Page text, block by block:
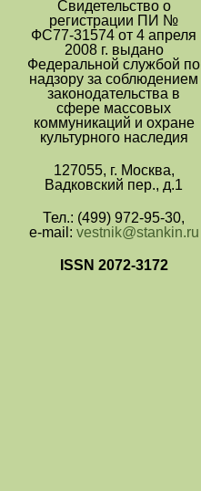
Свидетельство о
регистрации ПИ №
ФС77-31574 от 4 апреля
2008 г. выдано
Федеральной службой по
надзору за соблюдением
законодательства в
сфере массовых
коммуникаций и охране
культурного наследия
127055, г. Москва,
Вадковский пер., д.1
Тел.: (499) 972-95-30,
e-mail: vestnik@stankin.ru
ISSN 2072-3172